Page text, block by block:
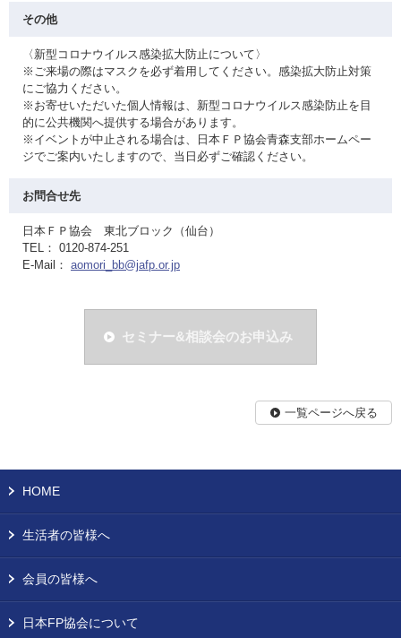
その他
〈新型コロナウイルス感染拡大防止について〉
※ご来場の際はマスクを必ず着用してください。感染拡大防止対策
にご協力ください。
※お寄せいただいた個人情報は、新型コロナウイルス感染防止を目
的に公共機関へ提供する場合があります。
※イベントが中止される場合は、日本ＦＰ協会青森支部ホームペー
ジでご案内いたしますので、当日必ずご確認ください。
お問合せ先
日本ＦＰ協会 東北ブロック（仙台）
TEL： 0120-874-251
E-Mail： aomori_bb@jafp.or.jp
セミナー&相談会のお申込み
一覧ページへ戻る
HOME
生活者の皆様へ
会員の皆様へ
日本FP協会について